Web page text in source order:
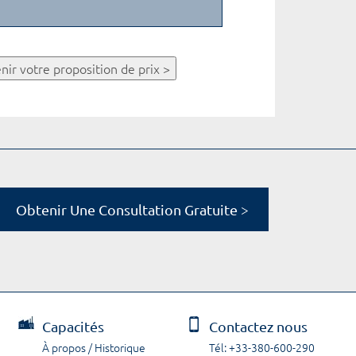
votre proposition de prix >
Obtenir Une Consultation Gratuite >
Capacités
À propos / Historique
Contactez nous
Tél: +33-380-600-290